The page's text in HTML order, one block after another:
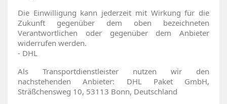
Die Einwilligung kann jederzeit mit Wirkung für die
Zukunft gegenüber dem oben bezeichneten
Verantwortlichen oder gegenüber dem Anbieter
widerrufen werden.
- DHL
Als Transportdienstleister nutzen wir den
nachstehenden Anbieter: DHL Paket GmbH,
Sträßchensweg 10, 53113 Bonn, Deutschland